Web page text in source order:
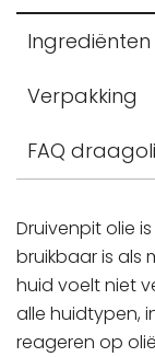
Ingrediënten
Verpakking
FAQ
Druivenpit olie
bruikbaar is als
huid voelt niet
alle huidtypen,
reageren op